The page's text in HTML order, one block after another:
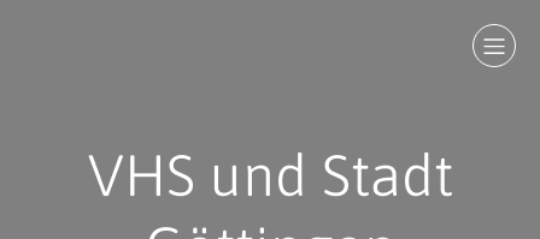
VHS und Stadt